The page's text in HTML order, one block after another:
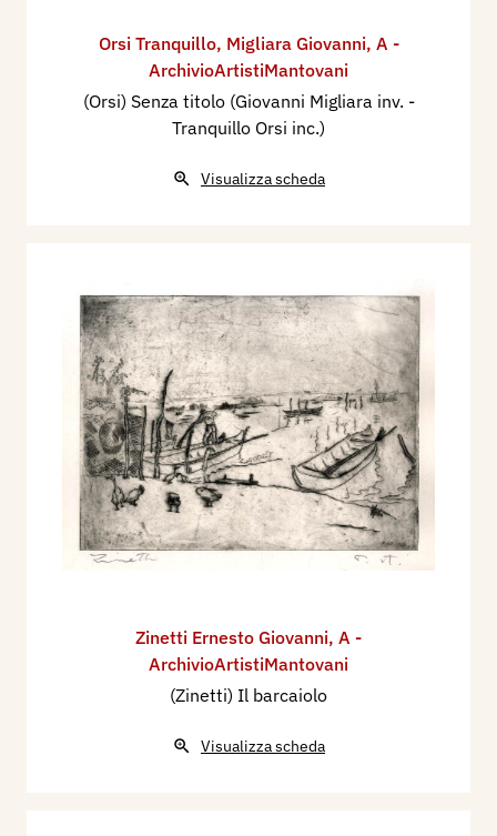
Orsi Tranquillo, Migliara Giovanni, A -
ArchivioArtistiMantovani
(Orsi) Senza titolo (Giovanni Migliara inv. -
Tranquillo Orsi inc.)
Visualizza scheda
Zinetti Ernesto Giovanni, A -
ArchivioArtistiMantovani
(Zinetti) Il barcaiolo
Visualizza scheda